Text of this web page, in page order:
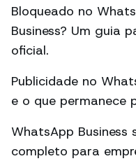
Bloqueado no
Business? Um guia
oficial.
Publicidade no
e o que permanece
WhatsApp Business
completo para